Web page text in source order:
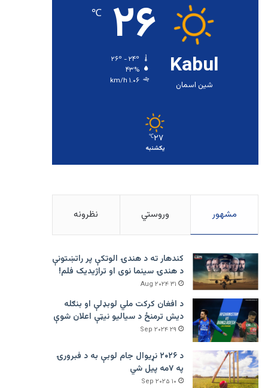
Kabul
شین اسمان
۲۶ ℃
۴۳%
۱.۰۶ km/h
۲۷℃
یکشنبه
مشهور وروستي نظرونه
کندهار ته د هندۍ الوتکې پر راتښتونې
د هندۍ سینما نوی او تراژيديک فلم!
۳۱ Aug ۲۰۲۴
د افغان کرکت ملي لوبډلې او بنګله
دیش ترمنځ د سیالیو نیټې اعلان شوې
۲۹ Sep ۲۰۲۴
د ۲۰۲۶ نړیوال جام لوبې به د فبرورۍ
په ۷مه پیل شي
۱۰ Sep ۲۰۲۵